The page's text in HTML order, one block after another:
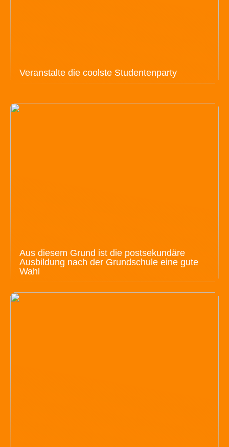
Veranstalte die coolste Studentenparty
Aus diesem Grund ist die postsekundäre
Ausbildung nach der Grundschule eine gute
Wahl